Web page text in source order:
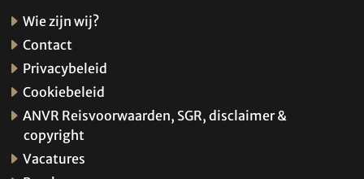
Wie zijn wij?
Contact
Privacybeleid
Cookiebeleid
ANVR Reisvoorwaarden, SGR, disclaimer &
copyright
Vacatures